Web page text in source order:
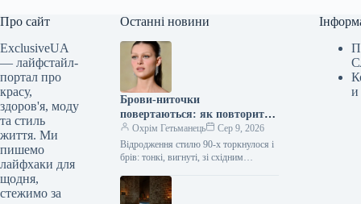
Про сайт
ExclusiveUA
— лайфстайл-
портал про
красу,
здоров'я, моду
та стиль
життя. Ми
пишемо
лайфхаки для
щодня,
стежимо за
Останні новини
Брови-ниточки
повертаються: як повторити
найгарячіший б’юті-тренд
сезону
Охрім Гетьманець
Сер 9, 2026
Відродження стилю 90-х торкнулося і
брів: тонкі, вигнуті, зі східним
головною б’юті-деталлю на осінь
2026.…
и